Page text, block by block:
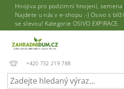
Hnojiva pro podzimní hnojení,
Najdete u nás v e-shopu :-) Osivo s
se slevou! Kategorie OSIVO EXPIRACE.
+420 732 219 788